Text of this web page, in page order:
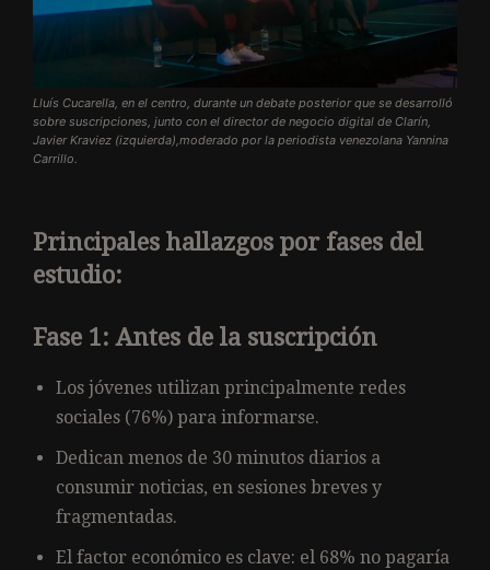
Lluís Cucarella, en el centro, durante un debate posterior que se desarrolló
sobre suscripciones, junto con el director de negocio digital de Clarín,
Javier Kraviez (izquierda),moderado por la periodista venezolana Yannina
Carrillo.
Principales hallazgos por fases del
estudio:
Fase 1: Antes de la suscripción
Los jóvenes utilizan principalmente redes
sociales (76%) para informarse.
Dedican menos de 30 minutos diarios a
consumir noticias, en sesiones breves y
fragmentadas.
El factor económico es clave: el 68% no pagaría